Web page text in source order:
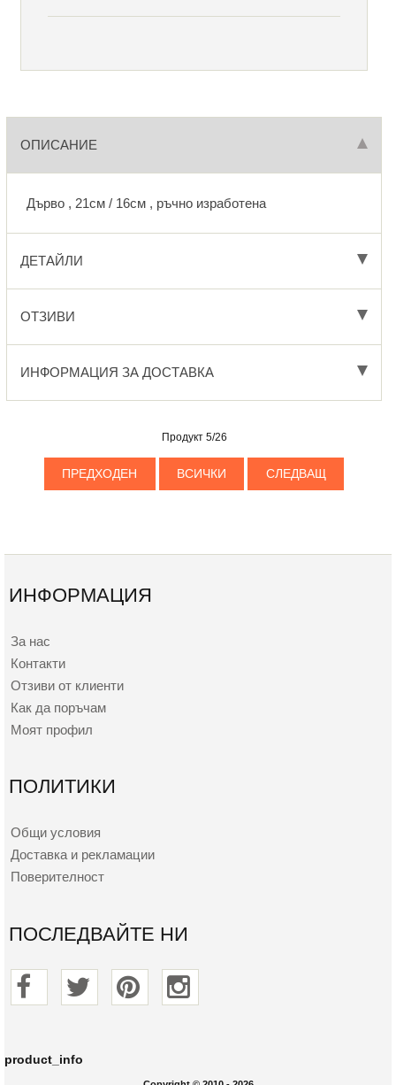
ОПИСАНИЕ
Дърво , 21см / 16см , ръчно изработена
ДЕТАЙЛИ
ОТЗИВИ
ИНФОРМАЦИЯ ЗА ДОСТАВКА
Продукт 5/26
ПРЕДХОДЕН ВСИЧКИ СЛЕДВАЩ
ИНФОРМАЦИЯ
За нас
Контакти
Отзиви от клиенти
Как да поръчам
Моят профил
ПОЛИТИКИ
Общи условия
Доставка и рекламации
Поверителност
ПОСЛЕДВАЙТЕ НИ
product_info